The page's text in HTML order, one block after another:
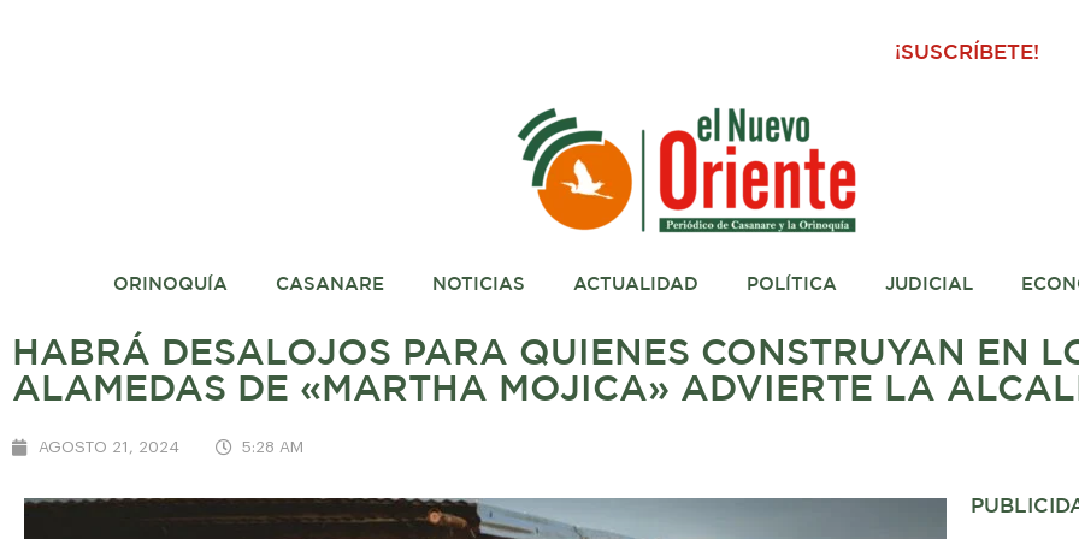
¡SUSCRÍBETE!
ORINOQUÍA CASANARE NOTICIAS ACTUALIDAD POLÍTICA JUDICIAL
HABRÁ DESALOJOS PARA QUIENES CONSTRUYAN EN
ALAMEDAS DE «MARTHA MOJICA» ADVIERTE LA
AGOSTO 21, 2024 5:28 AM